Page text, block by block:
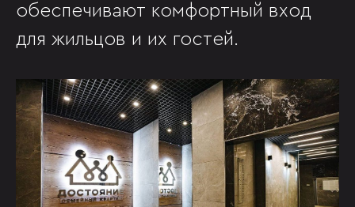
обеспечивают комфортный вход
для жильцов и их гостей.